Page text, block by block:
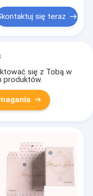
się teraz
się z Tobą w
produktów.